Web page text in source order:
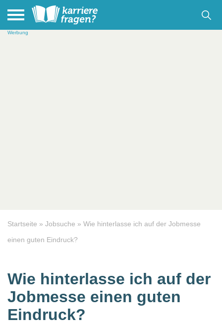
Werbung
Startseite » Jobsuche » Wie hinterlasse ich auf der Jobmesse
einen guten Eindruck?
Wie hinterlasse ich auf der
Jobmesse einen guten
Eindruck?